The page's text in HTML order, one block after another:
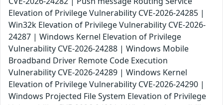
Elevation of Privilege Vulnerability CVE-2026-24285 |
Win32k Elevation of Privilege Vulnerability CVE-2026-
24287 | Windows Kernel Elevation of Privilege
Vulnerability CVE-2026-24288 | Windows Mobile
Broadband Driver Remote Code Execution
Vulnerability CVE-2026-24289 | Windows Kernel
Elevation of Privilege Vulnerability CVE-2026-24290 |
Windows Projected File System Elevation of Privilege